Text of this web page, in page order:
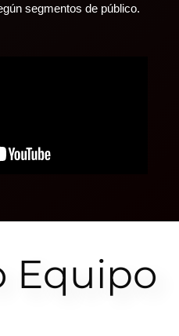
segmentos de público.
Equipo